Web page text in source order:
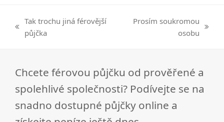
previous
Tak trochu jiná férovější
půjčka
Prosím soukromou
osobu
Chcete férovou půjčku od prověřené a
spolehlivé společnosti? Podívejte se na
snadno dostupné půjčky online a